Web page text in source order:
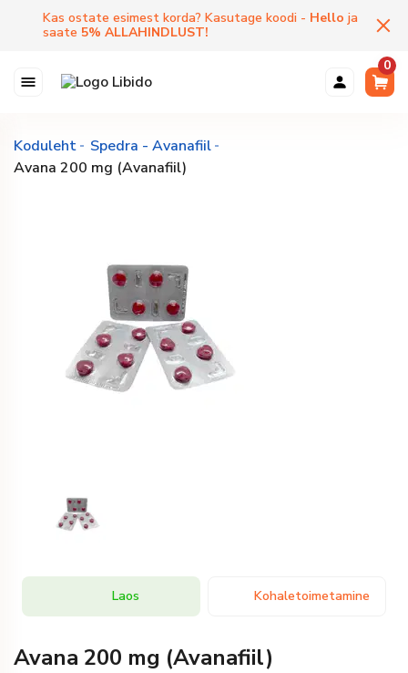
Kas ostate esimest korda? Kasutage koodi - Hello ja
saate 5% ALLAHINDLUST!
0
Koduleht
Spedra - Avanafiil
Avana 200 mg (Avanafiil)
Laos Kohaletoimetamine
Avana 200 mg (Avanafiil)